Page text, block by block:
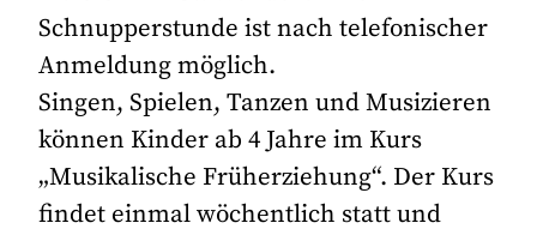
Schnupperstunde ist nach telefonischer
Anmeldung möglich.
Singen, Spielen, Tanzen und Musizieren
können Kinder ab 4 Jahre im Kurs
„Musikalische Früherziehung“. Der Kurs
findet einmal wöchentlich statt und